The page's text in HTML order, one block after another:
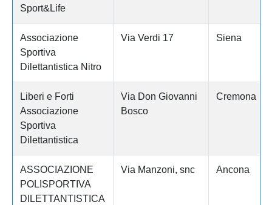
Sport&Life
Associazione
Sportiva
Dilettantistica Nitro
Via Verdi 17 Siena
Liberi e Forti
Associazione
Sportiva
Dilettantistica
Via Don Giovanni
Bosco
Cremona
ASSOCIAZIONE
POLISPORTIVA
DILETTANTISTICA
Via Manzoni, snc Ancona